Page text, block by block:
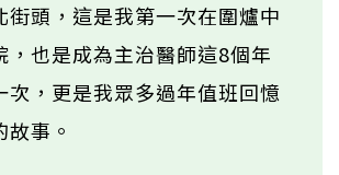
街頭，這是我第一次在圍爐中
，也是成為主治醫師這8個年
次，更是我眾多過年值班回憶
事。